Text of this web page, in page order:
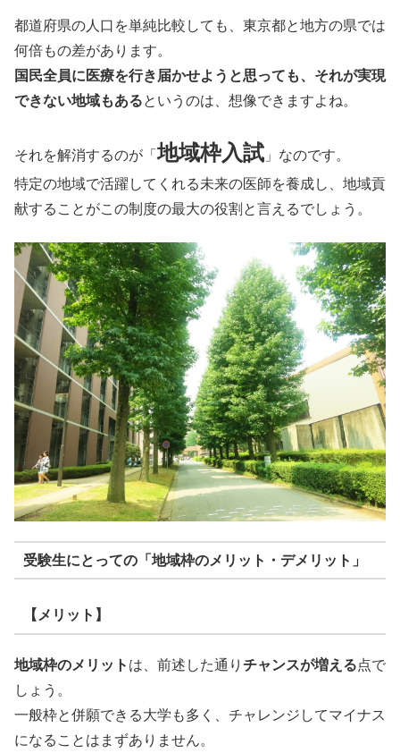
都道府県の人口を単純比較しても、東京都と地方の県では
何倍もの差があります。
国民全員に医療を行き届かせようと思っても、それが実現
できない地域もあるというのは、想像できますよね。
それを解消するのが「地域枠入試 」なのです。
特定の地域で活躍してくれる未来の医師を養成し、地域貢
献することがこの制度の最大の役割と言えるでしょう。
受験生にとっての「地域枠のメリット・デメリット」
【メリット】
地域枠のメリット は、前述した通り チャンスが増える点で
しょう。
一般枠と併願できる大学も多く、チャレンジしてマイナス
になることはまずありません。